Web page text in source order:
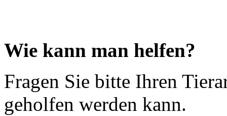
Wie kann man helfen?
Fragen Sie bitte Ihren
geholfen werden kann.